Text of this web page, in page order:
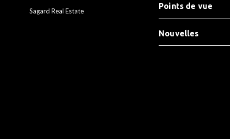
Sagard Real Estate
Points de vue
Nouvelles